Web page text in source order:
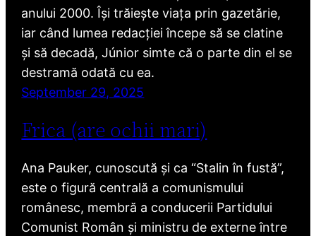
anului 2000. Își trăiește viața prin gazetărie,
iar când lumea redacției începe să se clatine
și să decadă, Júnior simte că o parte din el se
destramă odată cu ea.
September 29, 2025
Frica (are ochii mari)
Ana Pauker, cunoscută și ca “Stalin în fustă”,
este o figură centrală a comunismului
românesc, membră a conducerii Partidului
Comunist Român și ministru de externe între